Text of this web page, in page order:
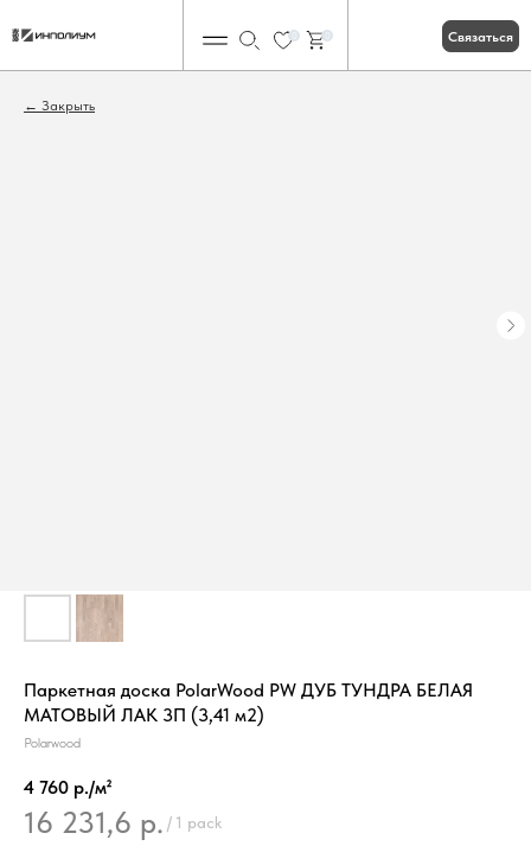
Связаться
Закрыть
Паркетная доска PolarWood PW ДУБ ТУНДРА БЕЛАЯ
МАТОВЫЙ ЛАК 3П (3,41 м2)
Polarwood
4 760 р./м²
16 231,6 р. / 1 pack